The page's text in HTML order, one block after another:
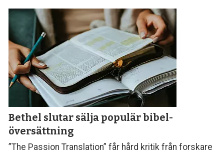
Bethel slutar sälja populär bibel­
översättning
”The Passion Translation” får hård kritik från forskare